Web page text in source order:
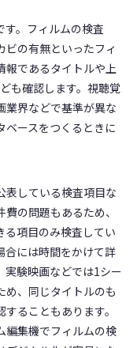
。フィルムの検査
ビの有無といったフィ
報であるタイトルや上
も確認します。視聴覚
業界などで基準が異な
ベースをつくるときに
表している検査項目な
の問題もあるため、
る項目のみ検査してい
合には時間をかけて詳
実験映画などでは1シー
め、同じタイトルのも
ることもあります。
編集機でフィルムの検